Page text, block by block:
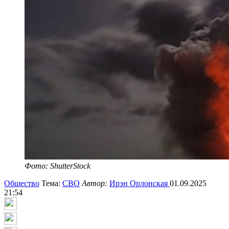
Фото: ShutterStock
Общество Тема: СВО Автор: Ирэн Орлонская 01.09.2025
21:54